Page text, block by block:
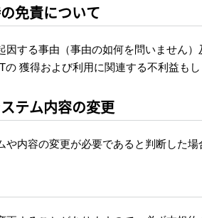
免責について
する事由（事由の如何を問いません
獲得および利用に関連する不利益も
テム内容の変更
内容の変更が必要であると判断した